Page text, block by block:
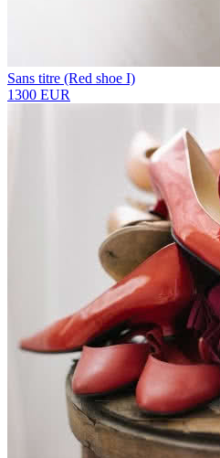
Sans titre (Red shoe I)
1300 EUR